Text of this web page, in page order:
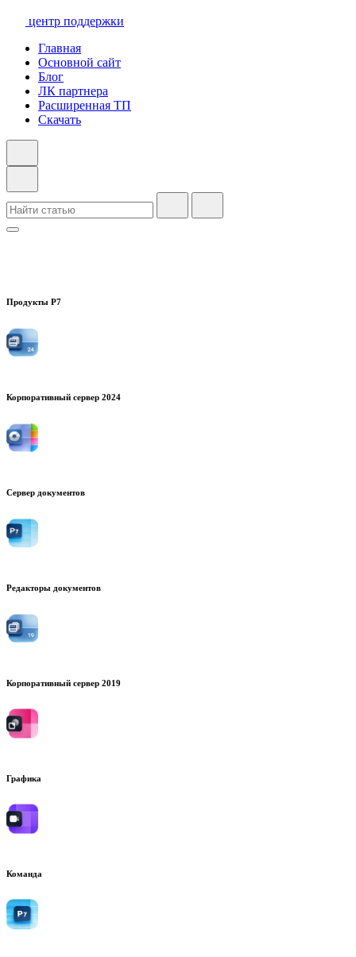
центр поддержки
Главная
Основной сайт
Блог
ЛК партнера
Расширенная ТП
Скачать
Продукты Р7
Корпоративный сервер 2024
Сервер документов
Редакторы документов
Корпоративный сервер 2019
Графика
Команда